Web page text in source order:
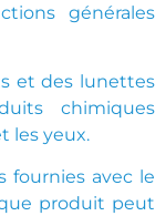
générales
et des lunettes
chimiques
les yeux.
fournies avec le
produit peut